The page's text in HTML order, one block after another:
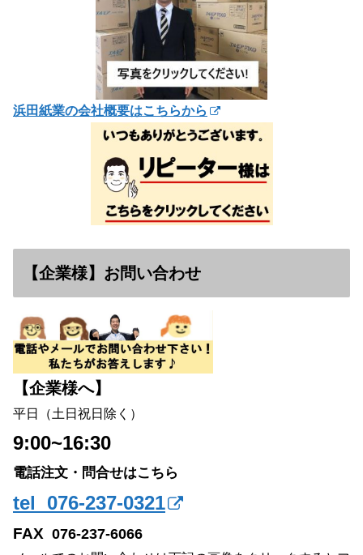
浜田紙業の会社概要はこちらから
【企業様】お問い合わせ
【企業様へ】
平日（土日祝日除く）
9:00~16:30
電話注文・問合せはこちら
tel 076-237-0321
FAX 076-237-6066